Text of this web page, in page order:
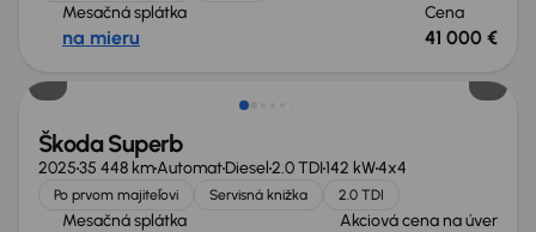
Mesačná splátka
na mieru
Cena
41 000 €
Ušetríte 15 200 €
Škoda Superb
202535 448 kmAutomatDiesel2.0 TDI142 kW4x4
Po prvom majiteľovi Servisná knižka 2.0 TDI
Mesačná splátka Akciová cena na úver